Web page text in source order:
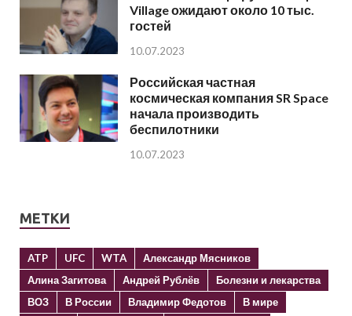
Village ожидают около 10 тыс.
гостей
10.07.2023
Российская частная
космическая компания SR Space
начала производить
беспилотники
10.07.2023
МЕТКИ
ATP UFC WTA
Александр Мясников
Алина Загитова
Андрей Рублёв
Болезни и лекарства
ВОЗ
В России Владимир Федотов
В мире